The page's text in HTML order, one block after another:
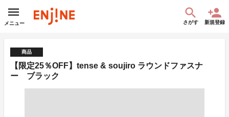
メニュー さがす 新規登録
商品
【限定25％OFF】tense & soujiro ラウンドファスナ
ー ブラック